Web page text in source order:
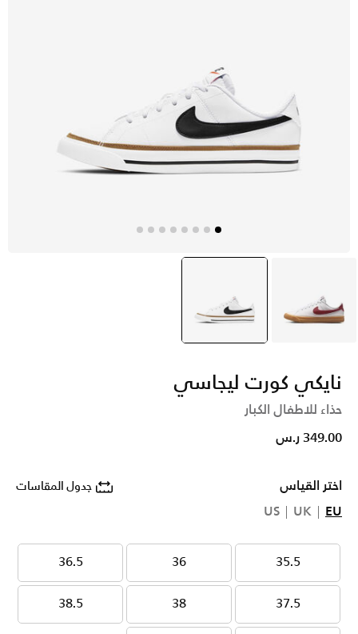
أبيض selected
أبيض
نايكي كورت ليجاسي
حذاء للاطفال الكبار
349.00 ر.س
اختر القياس جدول المقاسات
EU
UK
US
35.5
35.5
36
36
36.5
36.5
37.5
37.5
38
38
38.5
38.5